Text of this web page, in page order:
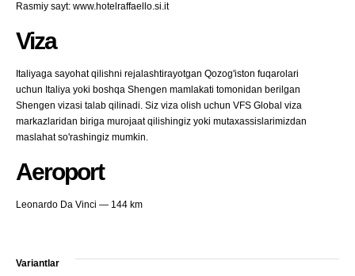
Rasmiy sayt: www.hotelraffaello.si.it
Viza
Italiyaga sayohat qilishni rejalashtirayotgan Qozog'iston fuqarolari
uchun Italiya yoki boshqa Shengen mamlakati tomonidan berilgan
Shengen vizasi talab qilinadi. Siz viza olish uchun VFS Global viza
markazlaridan biriga murojaat qilishingiz yoki mutaxassislarimizdan
maslahat so'rashingiz mumkin.
Aeroport
Leonardo Da Vinci — 144 km
Variantlar